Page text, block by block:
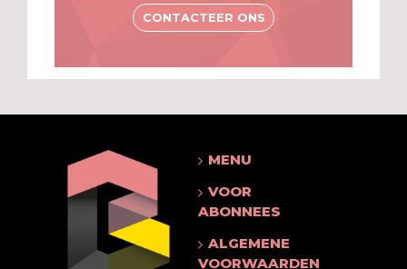
CONTACTEER ONS
MENU
VOOR
ABONNEES
ALGEMENE
VOORWAARDEN